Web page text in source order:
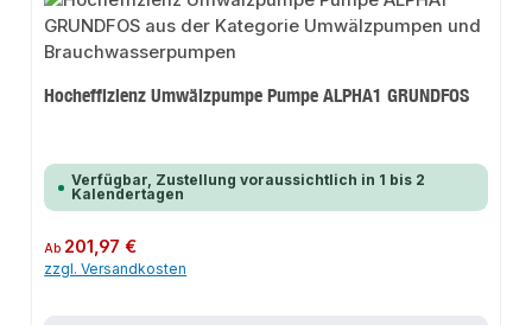
Hocheffizienz Umwälzpumpe Pumpe ALPHA1 GRUNDFOS
Verfügbar, Zustellung voraussichtlich in 1 bis 2
Kalendertagen
Regulärer Preis:
Ab 201,97 €
zzgl. Versandkosten